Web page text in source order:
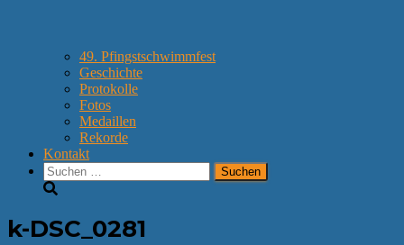
49. Pfingstschwimmfest
Geschichte
Protokolle
Fotos
Medaillen
Rekorde
Kontakt
Suchen
nach:
k-DSC_0281